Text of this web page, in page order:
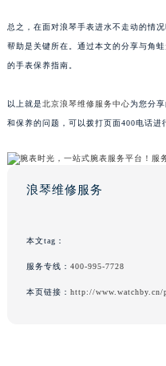
总之，在面对浪琴手表进水不走动的情
帮助是关键所在。通过本文的分享与角
的手表保养指南。
以上就是北京浪琴维修服务中心为您分
和保养的问题，可以拨打页面400电话进
浪琴维修服务
本文tag：
服务专线： 400-995-7728
本页链接： http://www.watchby.cn/